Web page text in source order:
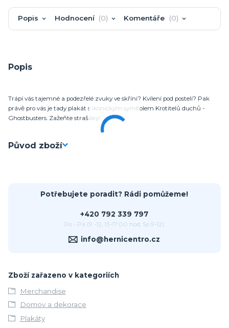
Popis Hodnocení 0 Komentáře 0
Popis
Trápí vás tajemné a podezřelé zvuky ve skříni? Kvílení pod postelí? Pak
právě pro vás je tady plakát s ikonickým symbolem Krotitelů duchů -
Ghostbusters. Zažeňte strašáky!
Původ zboží
Potřebujete poradit? Rádi pomůžeme!
+420 792 339 797
Po - Pá (9 -12, 13-17:00 hod, So 9-12)
info@hernicentro.cz
Zboží zařazeno v kategoriích
Merchandise
Domov a dekorace
Plakáty